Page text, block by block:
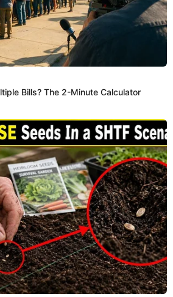
de Vía de Evitamiento: conoce las
por obras en puente Ricardo
Nacional del Perú (PNP)y
Tránsito. Cabe señalar que aún no
de la estructura metálica haya
impacto o si se desplomó solo.